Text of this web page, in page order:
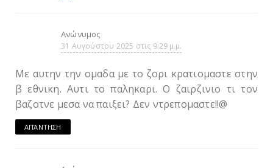
Ανώνυμος
31 Αυγούστου 2025 στις 9:29 μ.μ.
Mε αυτην την ομαδα με το ζορι κρατιομαστε στην
β εθνικη. Αυτι το παληκαρι. Ο ζαιρζινιο τι τον
βαζοτνε μεσα να παιξει? Δεν ντρεπομαστε!!@
ΑΠΆΝΤΗΣΗ